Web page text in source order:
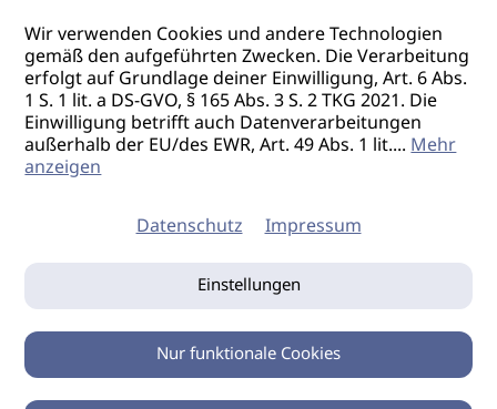
Wir verwenden Cookies und andere Technologien
gemäß den aufgeführten Zwecken. Die Verarbeitung
erfolgt auf Grundlage deiner Einwilligung, Art. 6 Abs.
1 S. 1 lit. a DS-GVO, § 165 Abs. 3 S. 2 TKG 2021. Die
Einwilligung betrifft auch Datenverarbeitungen
außerhalb der EU/des EWR, Art. 49 Abs. 1 lit....Mehr
anzeigen
Datenschutz Impressum
Einstellungen
Nur funktionale Cookies